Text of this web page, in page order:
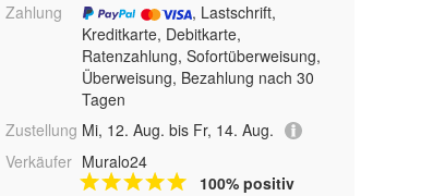
Zahlung
, Lastschrift,
Kreditkarte, Debitkarte,
Ratenzahlung, Sofortüberweisung,
Überweisung, Bezahlung nach 30
Tagen
Zustellung Mi, 12. Aug. bis Fr, 14. Aug.
Verkäufer Muralo24
100% positiv